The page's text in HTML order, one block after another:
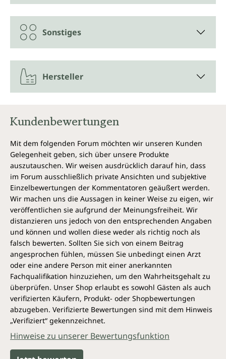
Sonstiges
Hersteller
Kundenbewertungen
Mit dem folgenden Forum möchten wir unseren Kunden
Gelegenheit geben, sich über unsere Produkte
auszutauschen. Wir weisen ausdrücklich darauf hin, dass
im Forum ausschließlich private Ansichten und subjektive
Einzelbewertungen der Kommentatoren geäußert werden.
Wir machen uns die Aussagen in keiner Weise zu eigen, wir
veröffentlichen sie aufgrund der Meinungsfreiheit. Wir
distanzieren uns jedoch von den entsprechenden Angaben
und können und wollen diese weder als richtig noch als
falsch bewerten. Sollten Sie sich von einem Beitrag
angesprochen fühlen, müssen Sie unbedingt einen Arzt
oder eine andere Person mit einer anerkannten
Fachqualifikation hinzuziehen, um den Wahrheitsgehalt zu
überprüfen. Unser Shop erlaubt es sowohl Gästen als auch
verifizierten Käufern, Produkt- oder Shopbewertungen
abzugeben. Verifizierte Bewertungen sind mit dem Hinweis
„Verifiziert“ gekennzeichnet.
Hinweise zu unserer Bewertungsfunktion